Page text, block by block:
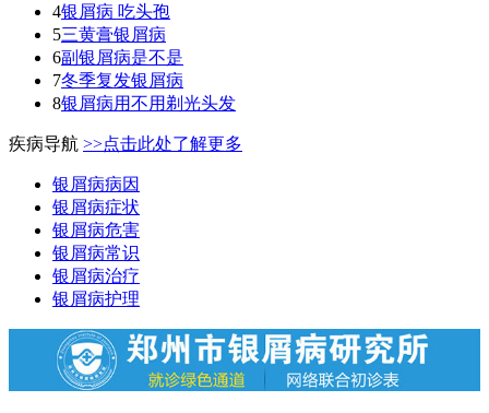
4银屑病 吃头孢
5三黄膏银屑病
6副银屑病是不是
7冬季复发银屑病
8银屑病用不用剃光头发
疾病导航 >>点击此处了解更多
银屑病病因
银屑病症状
银屑病危害
银屑病常识
银屑病治疗
银屑病护理